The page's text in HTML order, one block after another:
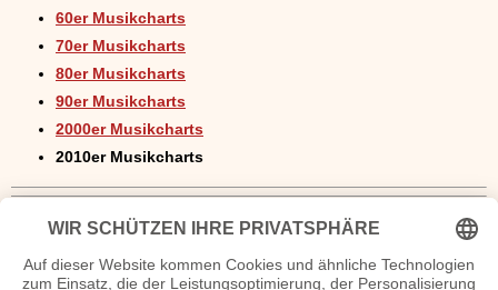
60er Musikcharts
70er Musikcharts
80er Musikcharts
90er Musikcharts
2000er Musikcharts
2010er Musikcharts
Country-Charts